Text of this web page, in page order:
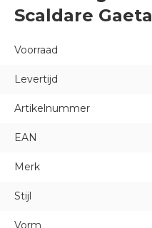
Scaldare Gaeta
Voorraad
Levertijd
Artikelnummer
EAN
Merk
Stijl
Vorm